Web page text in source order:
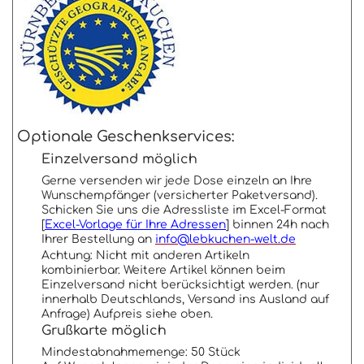
Optionale Geschenkservices:
Einzelversand möglich
Gerne versenden wir jede Dose einzeln an Ihre
Wunschempfänger (versicherter Paketversand).
Schicken Sie uns die Adressliste im Excel-Format
[Excel-Vorlage für Ihre Adressen] binnen 24h nach
Ihrer Bestellung an info@lebkuchen-welt.de
Achtung: Nicht mit anderen Artikeln
kombinierbar. Weitere Artikel können beim
Einzelversand nicht berücksichtigt werden. (nur
innerhalb Deutschlands, Versand ins Ausland auf
Anfrage) Aufpreis siehe oben.
Grußkarte möglich
Mindestabnahmemenge: 50 Stück